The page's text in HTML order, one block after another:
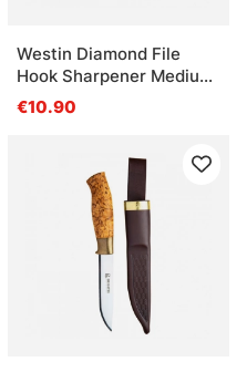
Westin Diamond File
Hook Sharpener Medium
Black Sand 15cm
€10.90